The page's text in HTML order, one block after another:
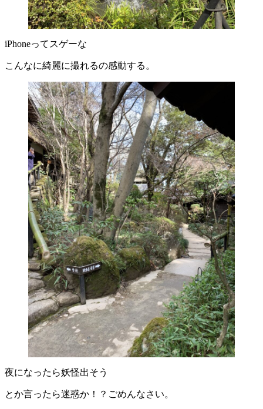
iPhoneってスゲーな
こんなに綺麗に撮れるの感動する。
夜になったら妖怪出そう
とか言ったら迷惑か！？ごめんなさい。